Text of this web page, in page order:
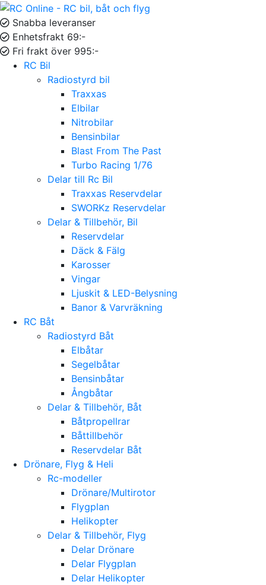
Snabba leveranser
Enhetsfrakt 69:-
Fri frakt över 995:-
RC Bil
Radiostyrd bil
Traxxas
Elbilar
Nitrobilar
Bensinbilar
Blast From The Past
Turbo Racing 1/76
Delar till Rc Bil
Traxxas Reservdelar
SWORKz Reservdelar
Delar & Tillbehör, Bil
Reservdelar
Däck & Fälg
Karosser
Vingar
Ljuskit & LED-Belysning
Banor & Varvräkning
RC Båt
Radiostyrd Båt
Elbåtar
Segelbåtar
Bensinbåtar
Ångbåtar
Delar & Tillbehör, Båt
Båtpropellrar
Båttillbehör
Reservdelar Båt
Drönare, Flyg & Heli
Rc-modeller
Drönare/Multirotor
Flygplan
Helikopter
Delar & Tillbehör, Flyg
Delar Drönare
Delar Flygplan
Delar Helikopter